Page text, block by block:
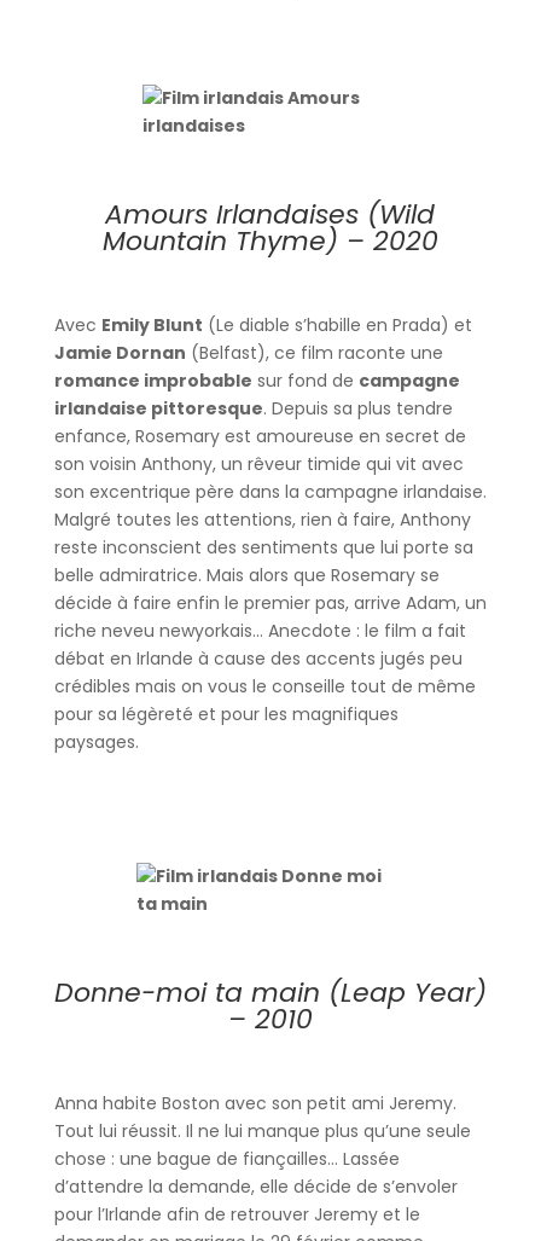
Amours Irlandaises (Wild
Mountain Thyme) – 2020
Avec Emily Blunt (Le diable s’habille en Prada) et
Jamie Dornan (Belfast), ce film raconte une
romance improbable sur fond de campagne
irlandaise pittoresque. Depuis sa plus tendre
enfance, Rosemary est amoureuse en secret de
son voisin Anthony, un rêveur timide qui vit avec
son excentrique père dans la campagne irlandaise.
Malgré toutes les attentions, rien à faire, Anthony
reste inconscient des sentiments que lui porte sa
belle admiratrice. Mais alors que Rosemary se
décide à faire enfin le premier pas, arrive Adam, un
riche neveu newyorkais… Anecdote : le film a fait
débat en Irlande à cause des accents jugés peu
crédibles mais on vous le conseille tout de même
pour sa légèreté et pour les magnifiques
paysages.
Donne-moi ta main (Leap Year)
– 2010
Anna habite Boston avec son petit ami Jeremy.
Tout lui réussit. Il ne lui manque plus qu’une seule
chose : une bague de fiançailles… Lassée
d’attendre la demande, elle décide de s’envoler
pour l’Irlande afin de retrouver Jeremy et le